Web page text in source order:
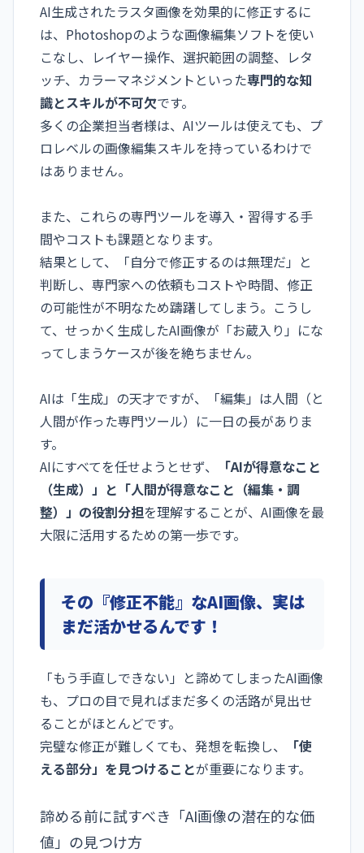
AI生成されたラスタ画像を効果的に修正するに
は、Photoshopのような画像編集ソフトを使い
こなし、レイヤー操作、選択範囲の調整、レタ
ッチ、カラーマネジメントといった専門的な知
識とスキルが不可欠です。
多くの企業担当者様は、AIツールは使えても、プ
ロレベルの画像編集スキルを持っているわけで
はありません。
また、これらの専門ツールを導入・習得する手
間やコストも課題となります。
結果として、「自分で修正するのは無理だ」と
判断し、専門家への依頼もコストや時間、修正
の可能性が不明なため躊躇してしまう。こうし
て、せっかく生成したAI画像が「お蔵入り」にな
ってしまうケースが後を絶ちません。
AIは「生成」の天才ですが、「編集」は人間（と
人間が作った専門ツール）に一日の長がありま
す。
AIにすべてを任せようとせず、
「AIが得意なこと
（生成）」 と「人間が得意なこと（編集・調
整）」の役割分担を理解することが、AI画像を最
大限に活用するための第一歩です。
その『修正不能』なAI画像、実は
まだ活かせるんです！
「もう手直しできない」と諦めてしまったAI画像
も、プロの目で見ればまだ多くの活路が見出せ
ることがほとんどです。
完璧な修正が難しくても、発想を転換し、
「使
える部分」を見つけることが重要になります。
諦める前に試すべき「AI画像の潜在的な価
値」の見つけ方